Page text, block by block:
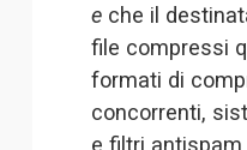
e che il
file compressi
formati di
concorrenti,
e filtri